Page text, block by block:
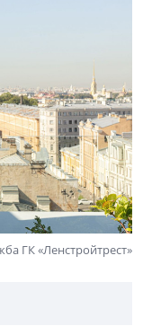
ГК «Ленстройтрест»